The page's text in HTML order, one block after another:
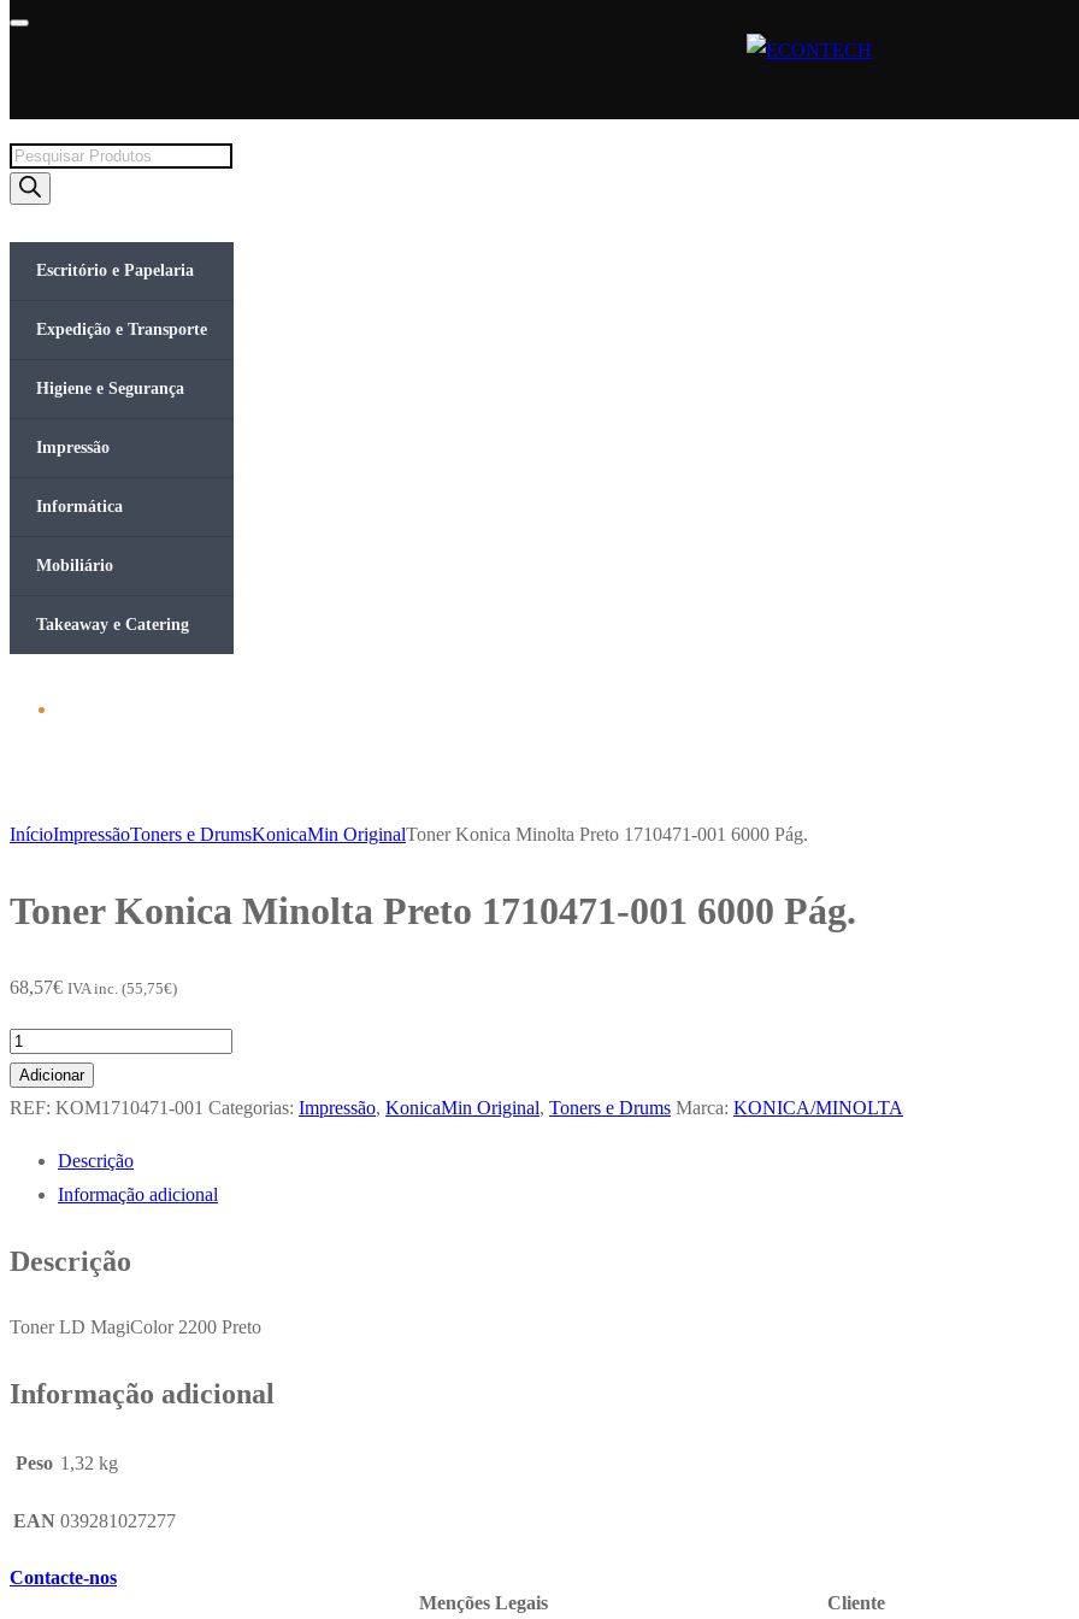
Products
search
Escritório e Papelaria
Expedição e Transporte
Higiene e Segurança
Impressão
Informática
Mobiliário
Takeaway e Catering
InícioImpressãoToners e DrumsKonicaMin OriginalToner Konica Minolta Preto 1710471-001 6000 Pág.
Toner Konica Minolta Preto 1710471-001 6000 Pág.
68,57€ IVA inc. (55,75€)
Quantidade
de
Toner
Minolta
001
Adicionar
REF: KOM1710471-001 Categorias: Impressão, KonicaMin Original, Toners e Drums Marca: KONICA/MINOLTA
Descrição
Informação adicional
Descrição
Toner LD MagiColor 2200 Preto
Informação adicional
Peso 1,32 kg
EAN 039281027277
Contacte-nos
Menções Legais
Cliente